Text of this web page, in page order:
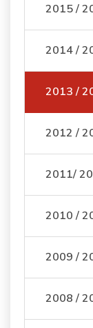
2015 /
2014 /
2013 /
2012 /
2011/
2010 /
2009 /
2008 /